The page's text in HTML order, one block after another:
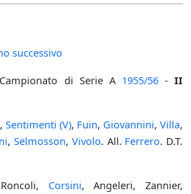
successivo
di Serie A 1955/56-II
, Sentimenti (V), Fuin, Giovannini, Villa,
,Selmosson, Vivolo. All. Ferrero. D.T.
Corsini, Angeleri, Zannier,